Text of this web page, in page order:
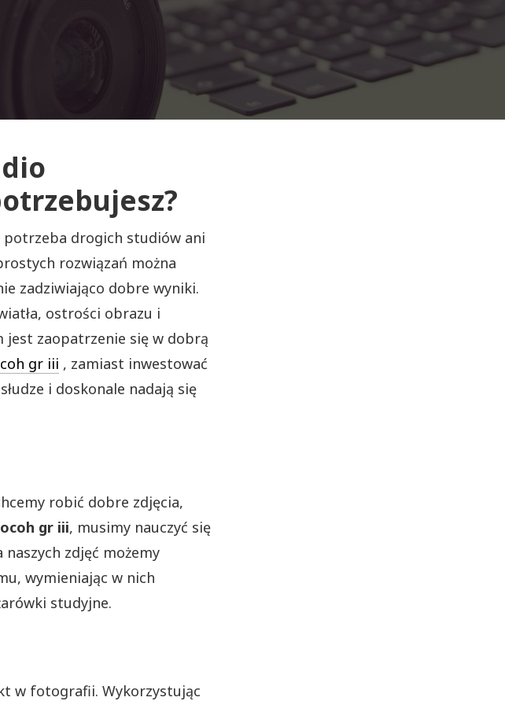
potrzeba drogich studiów ani
rozwiązań można
zadziwiająco dobre wyniki.
ostrości obrazu i
jest zaopatrzenie się w dobrą
gr iii , zamiast inwestować
i doskonale nadają się
robić dobre zdjęcia,
gr iii, musimy nauczyć się
naszych zdjęć możemy
wymieniając w nich
studyjne.
w fotografii. Wykorzystując